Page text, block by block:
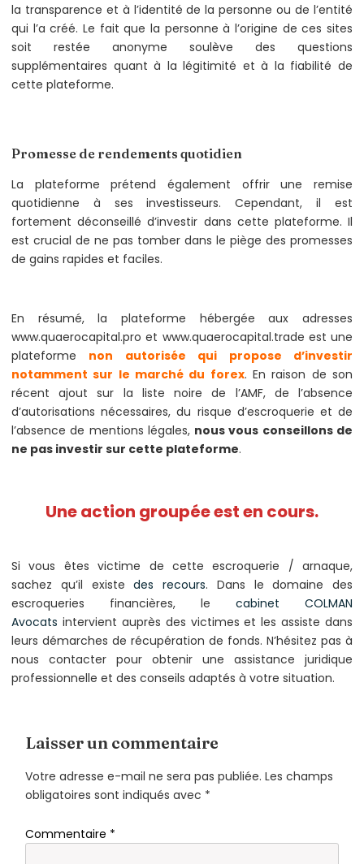
la transparence et à l’identité de la personne ou de l’entité
qui l’a créé. Le fait que la personne à l’origine de ces sites
soit restée anonyme soulève des questions
supplémentaires quant à la légitimité et à la fiabilité de
cette plateforme.
Promesse de rendements quotidien
La plateforme prétend également offrir une remise
quotidienne à ses investisseurs. Cependant, il est
fortement déconseillé d’investir dans cette plateforme. Il
est crucial de ne pas tomber dans le piège des promesses
de gains rapides et faciles.
En résumé, la plateforme hébergée aux adresses
www.quaerocapital.pro et www.quaerocapital.trade est une
plateforme non autorisée qui propose d’investir
notamment sur le marché du forex. En raison de son
récent ajout sur la liste noire de l’AMF, de l’absence
d’autorisations nécessaires, du risque d’escroquerie et de
l’absence de mentions légales, nous vous conseillons de
ne pas investir sur cette plateforme.
Une action groupée est en cours.
Si vous êtes victime de cette escroquerie / arnaque,
sachez qu’il existedes recours. Dans le domaine des
escroqueries financières, le cabinet COLMAN
Avocats intervient auprès des victimes et les assiste dans
leurs démarches de récupération de fonds. N’hésitez pas à
nous contacter pour obtenir une assistance juridique
professionnelle et des conseils adaptés à votre situation.
Laisser un commentaire
Votre adresse e-mail ne sera pas publiée. Les champs
obligatoires sont indiqués avec *
Commentaire *